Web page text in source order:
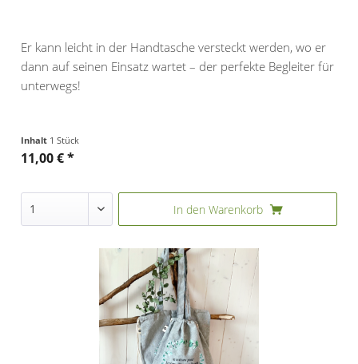
Er kann leicht in der Handtasche versteckt werden, wo er
dann auf seinen Einsatz wartet – der perfekte Begleiter für
unterwegs!
Inhalt 1 Stück
11,00 € *
In den Warenkorb